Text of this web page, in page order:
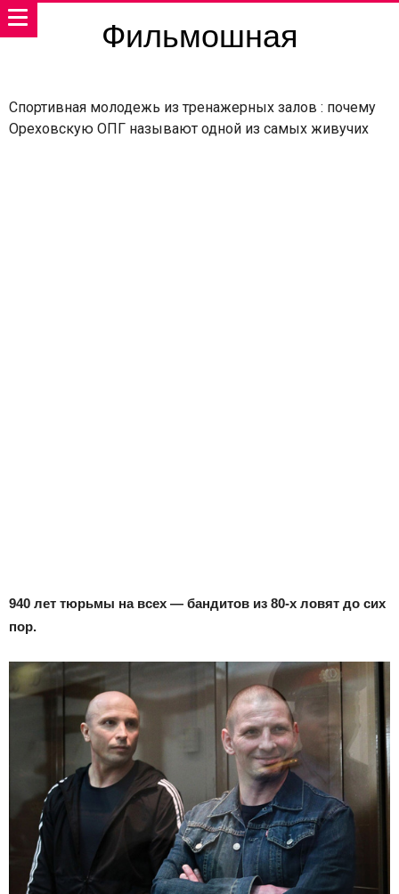
Фильмошная
Спортивная молодежь из тренажерных залов : почему
Ореховскую ОПГ называют одной из самых живучих
940 лет тюрьмы на всех — бандитов из 80-х ловят до сих
пор.